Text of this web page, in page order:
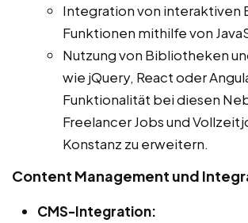
Integration von interaktiven
Funktionen mithilfe von
Nutzung von Bibliotheken
wie jQuery, React oder
Funktionalität bei diesen
Freelancer Jobs und
Konstanz zu erweitern.
Content Management und
CMS-Integration: